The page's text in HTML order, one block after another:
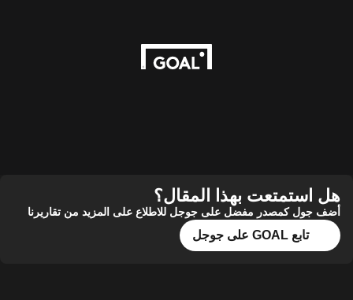
هل استمتعت بهذا المقال؟
أضف جول كمصدر مفضل على جوجل للاطلاع على المزيد من تقاريرنا
تابع GOAL على جوجل